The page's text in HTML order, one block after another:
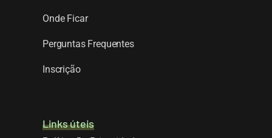
Onde Ficar
Perguntas Frequentes
Inscrição
Links úteis